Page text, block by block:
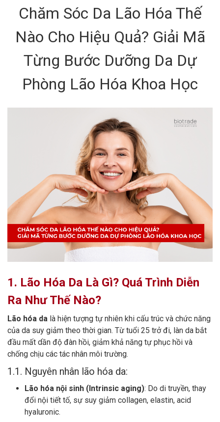
Chăm Sóc Da Lão Hóa Thế
Nào Cho Hiệu Quả? Giải Mã
Từng Bước Dưỡng Da Dự
Phòng Lão Hóa Khoa Học
1. Lão Hóa Da Là Gì? Quá Trình Diễn
Ra Như Thế Nào?
Lão hóa da là hiện tượng tự nhiên khi cấu trúc và chức năng
của da suy giảm theo thời gian. Từ tuổi 25 trở đi, làn da bắt
đầu mất dần độ đàn hồi, giảm khả năng tự phục hồi và
chống chịu các tác nhân môi trường.
1.1. Nguyên nhân lão hóa da:
Lão hóa nội sinh (Intrinsic aging): Do di truyền, thay
đổi nội tiết tố, sự suy giảm collagen, elastin, acid
hyaluronic.